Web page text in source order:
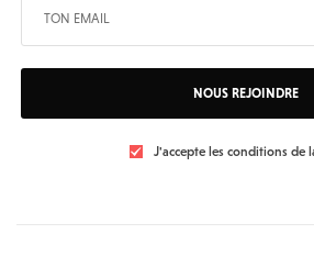
NOUS REJOINDRE
J'accepte les conditions de